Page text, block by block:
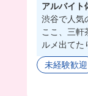
アルバイト
渋谷で人気
ここ、三軒
ルメ出てた
バイトは学
かりで、毎
まかない
未経験歓迎